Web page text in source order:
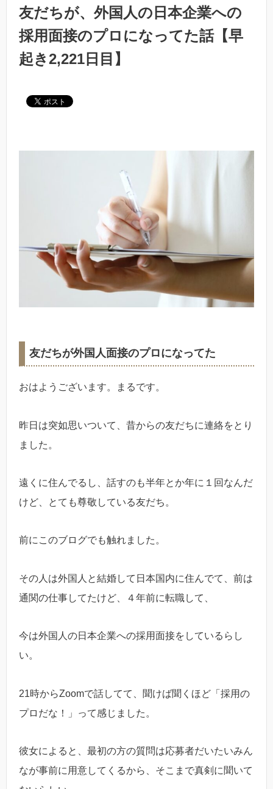
友だちが、外国人の日本企業への
採用面接のプロになってた話【早
起き2,221日目】
友だちが外国人面接のプロになってた
おはようございます。まるです。
昨日は突如思いついて、昔からの友だちに連絡をとり
ました。
遠くに住んでるし、話すのも半年とか年に１回なんだ
けど、とても尊敬している友だち。
前にこのブログでも触れました。
その人は外国人と結婚して日本国内に住んでて、前は
通関の仕事してたけど、４年前に転職して、
今は外国人の日本企業への採用面接をしているらし
い。
21時からZoomで話してて、聞けば聞くほど「採用の
プロだな！」って感じました。
彼女によると、最初の方の質問は応募者だいたいみん
なが事前に用意してくるから、そこまで真剣に聞いて